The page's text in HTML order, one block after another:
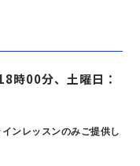
時00分、土曜日：
ンレッスンのみご提供し